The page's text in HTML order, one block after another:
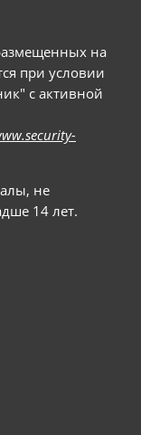
на
при условии
с активной
не
14 лет.